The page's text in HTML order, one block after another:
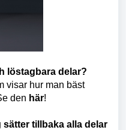
löstagbara delar?
visar hur man bäst
den här!
sätter tillbaka alla delar